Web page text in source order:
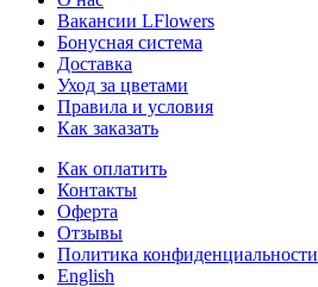
Вакансии LFlowers
Бонусная система
Доставка
Уход за цветами
Правила и условия
Как заказать
Как оплатить
Контакты
Оферта
Отзывы
Политика конфиденциальности
English